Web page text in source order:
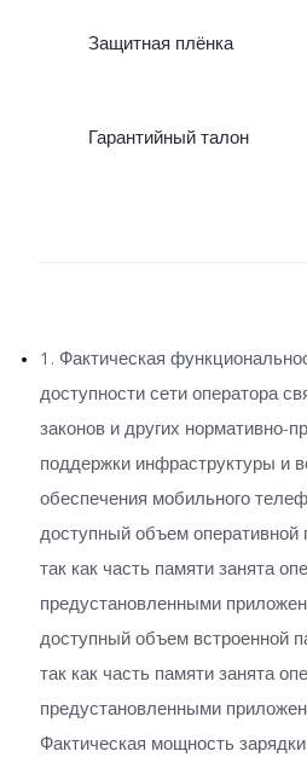
Защитная плёнка
Гарантийный талон
1. Фактическая
доступности сети оператора
законов и других нормативно-
поддержки инфраструктуры и
обеспечения мобильного
доступный объем
так как часть памяти занята
предустановленными
доступный объем встроенной
так как часть памяти занята
предустановленными
Фактическая мощность